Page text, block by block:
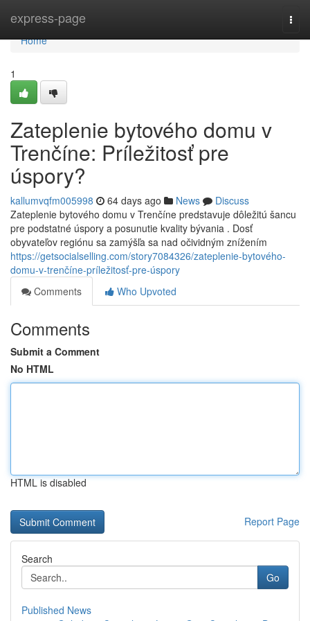
express-page
Home
Home
1
Zateplenie bytového domu v
Trenčíne: Príležitosť pre
úspory?
kallumvqfm005998 64 days ago News
Discuss
Zateplenie bytového domu v Trenčíne predstavuje dôležitú šancu
pre podstatné úspory a posunutie kvality bývania . Dosť
obyvateľov regiónu sa zamýšľa sa nad očividným znížením
https://getsocialselling.com/story7084326/zateplenie-bytového-
domu-v-trenčíne-príležitosť-pre-úspory
Comments
Who Upvoted
Comments
Submit a Comment
No HTML
HTML is disabled
Report Page
Search
Go
Published News